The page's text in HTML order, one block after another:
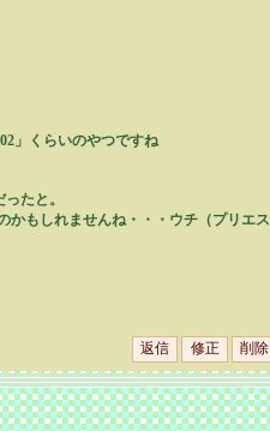
」くらいのやつですね
たと。
かもしれませんね・・・ウチ（プリエス